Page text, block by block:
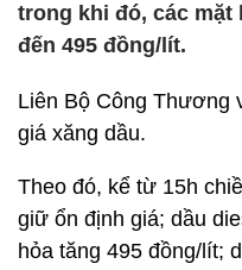
trong khi đó, các mặt
đến 495 đồng/lít.
Liên Bộ Công Thương
giá xăng dầu.
Theo đó, kể từ 15h
giữ ổn định giá; dầu
hỏa tăng 495 đồng/lít;